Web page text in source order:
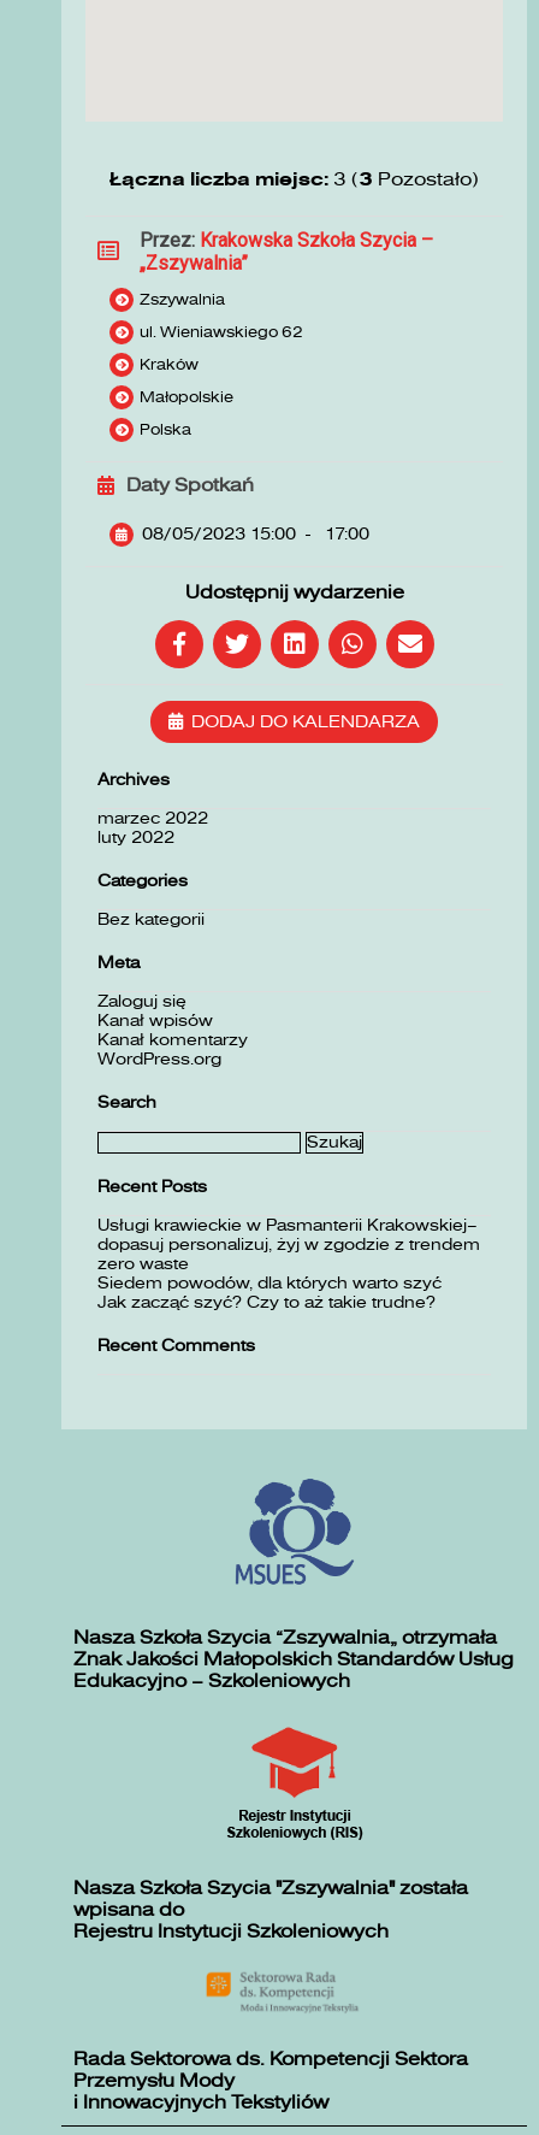
Łączna liczba miejsc: 3 (3 Pozostało)
Przez: Krakowska Szkoła Szycia –
„Zszywalnia”
Zszywalnia
ul. Wieniawskiego 62
Kraków
Małopolskie
Polska
Daty Spotkań
08/05/2023 15:00 - 17:00
Udostępnij wydarzenie
DODAJ DO KALENDARZA
Archives
marzec 2022
luty 2022
Categories
Bez kategorii
Meta
Zaloguj się
Kanał wpisów
Kanał komentarzy
WordPress.org
Search
Szukaj:
Recent Posts
Usługi krawieckie w Pasmanterii Krakowskiej–
dopasuj personalizuj, żyj w zgodzie z trendem
zero waste
Siedem powodów, dla których warto szyć
Jak zacząć szyć? Czy to aż takie trudne?
Recent Comments
Nasza Szkoła Szycia „Zszywalnia” otrzymała
Znak Jakości Małopolskich Standardów Usług
Edukacyjno – Szkoleniowych
Nasza Szkoła Szycia "Zszywalnia" została
wpisana do
Rejestru Instytucji Szkoleniowych
Rada Sektorowa ds. Kompetencji Sektora
Przemysłu Mody
i Innowacyjnych Tekstyliów